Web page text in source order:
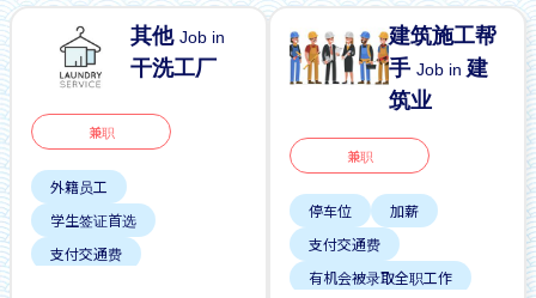
其他Job in
干洗工厂
兼职
外籍员工
学生签证首选
支付交通费
建筑施工帮
手Job in 建
筑业
兼职
停车位
加薪
支付交通费
有机会被录取全职工作